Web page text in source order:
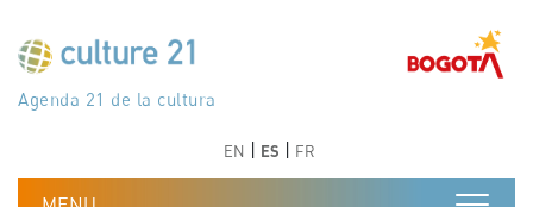
جدول أعمال القرن 21 للثقافة
Програма 21 за културата
Agenda 21 de la cultura
Agjenda 21 për kulturë
Agenda 21 van cultuur
Agenda 21 for culture
Kulturaren Agenda 21
Agenda 21 de la culture
Axenda 21 da cultura
Agenda 21 für Kultur
Agenda 21 della cultura
文化のためのアジェンダ21
دستورکار 21 برای فرهنگ
Agenda 21 dla kultury
Agenda 21 da cultura
Повестка дня 21 для культуры
Agenda 21 za kulturu
Agenda 21 de la cultura
Agenda 21 för kulturen
Kültür için Gündem 21
Порядок денний 21 для культури
EN ES FR